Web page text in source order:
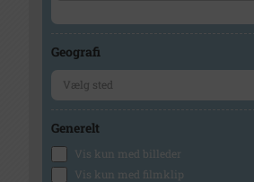
Geografi
Generelt
Vis kun med billeder
Vis kun med filmklip